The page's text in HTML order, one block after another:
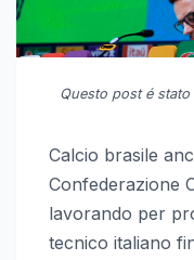
Questo post é
Calcio brasile
Confederazione
lavorando per
tecnico italiano